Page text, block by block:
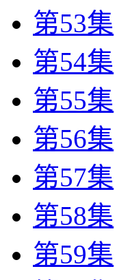
第53集
第54集
第55集
第56集
第57集
第58集
第59集